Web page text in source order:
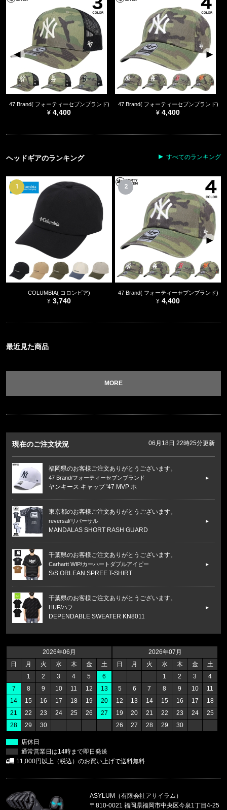
47 Brand( フォーティーセブンブランド)
4,400
47 Brand( フォーティーセブンブランド)
4,400
ヘッドギアのランキング すべてのランキング
1
COLUMBIA( コロンビア)
3,740
2
47 Brand( フォーティーセブンブランド)
4,400
最近見た商品
MORE
ASYLUM（有限会社アサイラム）
〒810-0021 福岡県福岡市中央区今泉1丁目4-25
2026年06月
日
月 火 水 木 金
土
1
2 3 4 5
6
7
8 9 10 11 12
13
14
15 16 17 18 19
20
21
22 23 24 25 26
27
28
29 30
2026年07月
日
月 火 水 木 金
土
1
2 3
4
5
6 7 8 9 10
11
12
13 14 15 16 17
18
19
20 21 22 23 24
25
26
27 28 29 30
店休日
通常営業日は14時まで即日発送
11,000円以上（税込）のお買い上げで送料無料
現在のご注文状況 06月18日 22時25分更新
福岡県のお客様ご注文ありがとうございます。
47 Brand/フォーティーセブンブランド
ヤンキース キャップ '47 MVP ホ
東京都のお客様ご注文ありがとうございます。
reversal/リバーサル
MANDALAS SHORT RASH GUARD
千葉県のお客様ご注文ありがとうございます。
Carhartt WIP/カーハートダブルアイピー
S/S ORLEAN SPREE T-SHIRT
千葉県のお客様ご注文ありがとうございます。
HUF/ハフ
DEPENDABLE SWEATER KN8011
47 Brand/フォーティーセブンブランド
ヤンキース キャップ '47 MVP ホ
福岡県のお客様ご注文ありがとうございます。
47 Brand/フォーティーセブンブランド
レッドソックス キャップ '47 クリー
福岡県のお客様ご注文ありがとうございます。
CALVIN KLEIN/カルバンクライン